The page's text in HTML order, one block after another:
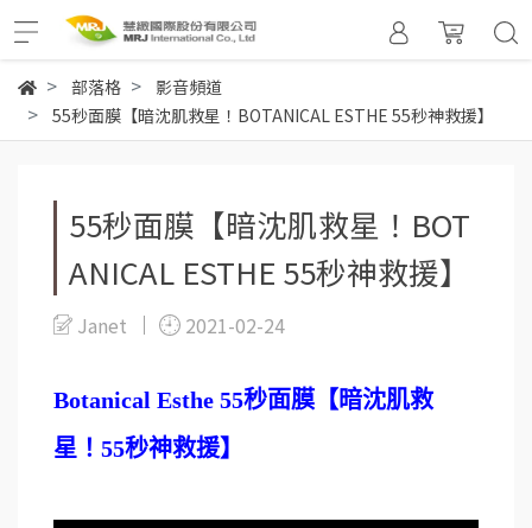
部落格
影音頻道
55秒面膜【暗沈肌救星！BOTANICAL ESTHE 55秒神救援】
55秒面膜【暗沈肌救星！BOT
ANICAL ESTHE 55秒神救援】
Janet 2021-02-24
Botanical Esthe 55秒面膜【暗沈肌救
星！55秒神救援】